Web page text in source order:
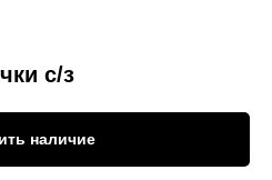
с/з
наличие